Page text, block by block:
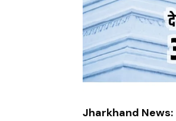
Jharkhand News: